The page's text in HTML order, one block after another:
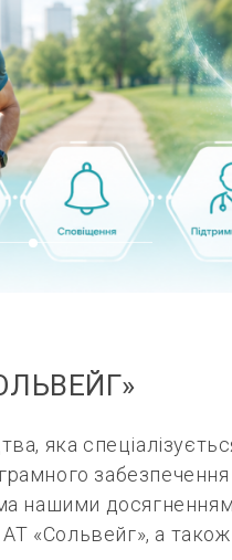
яка
забезпечення
нашими
«Сольвейг», а